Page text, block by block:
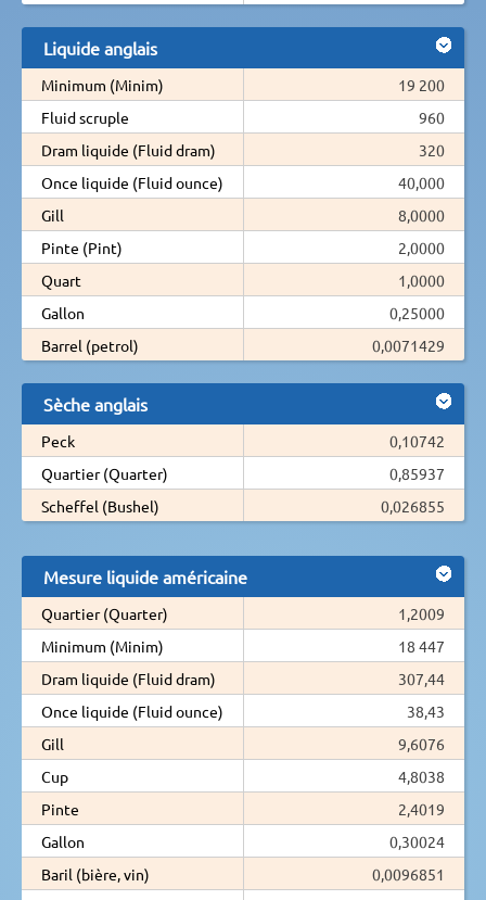
Liquide anglais
Minimum (Minim)
19 200
Fluid scruple
960
Dram liquide (Fluid dram)
320
Once liquide (Fluid ounce)
40,000
Gill
8,0000
Pinte (Pint)
2,0000
Quart
1,0000
Gallon
0,25000
Barrel (petrol)
0,0071429
Sèche anglais
Peck
0,10742
Quartier (Quarter)
0,85937
Scheffel (Bushel)
0,026855
Mesure liquide américaine
Quartier (Quarter)
1,2009
Minimum (Minim)
18 447
Dram liquide (Fluid dram)
307,44
Once liquide (Fluid ounce)
38,43
Gill
9,6076
Cup
4,8038
Pinte
2,4019
Gallon
0,30024
Baril (bière, vin)
0,0096851